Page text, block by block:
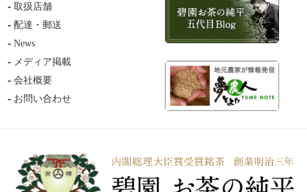
取扱店舗
配達・郵送
News
メディア掲載
会社概要
お問い合わせ